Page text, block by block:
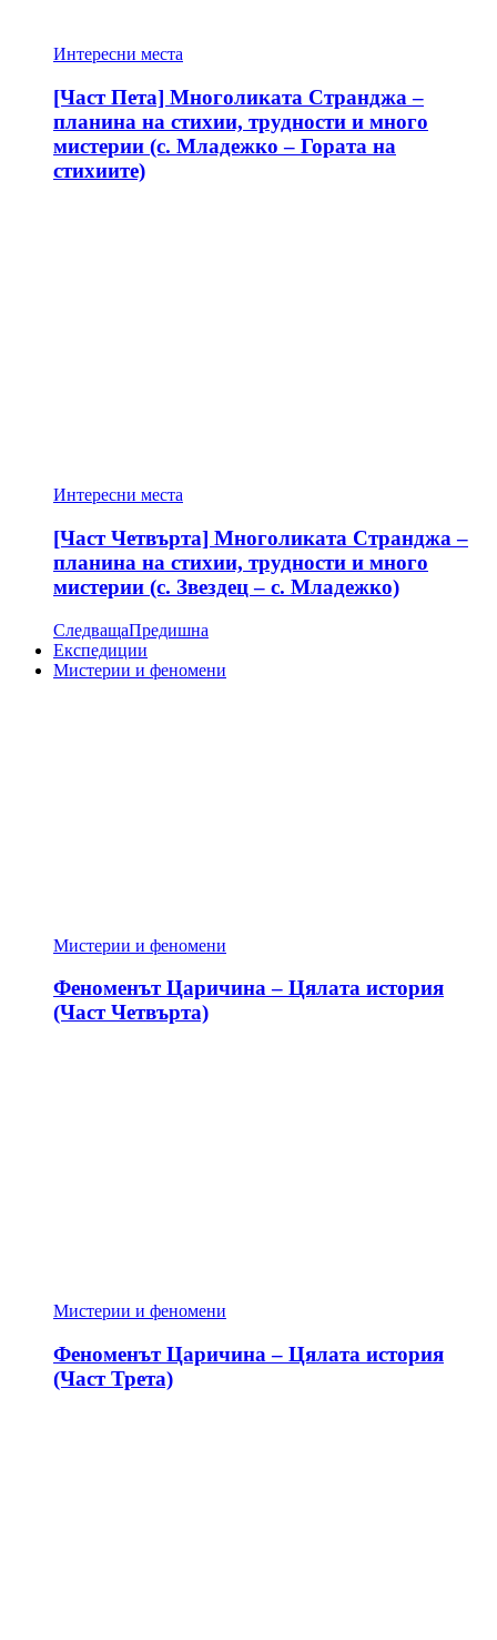
Интересни места
[Част Пета] Многоликата Странджа –
планина на стихии, трудности и много
мистерии (с. Младежко – Гората на
стихиите)
Интересни места
[Част Четвърта] Многоликата Странджа –
планина на стихии, трудности и много
мистерии (с. Звездец – с. Младежко)
СледващаПредишна
Експедиции
Мистерии и феномени
Мистерии и феномени
Феноменът Царичина – Цялата история
(Част Четвърта)
Мистерии и феномени
Феноменът Царичина – Цялата история
(Част Трета)